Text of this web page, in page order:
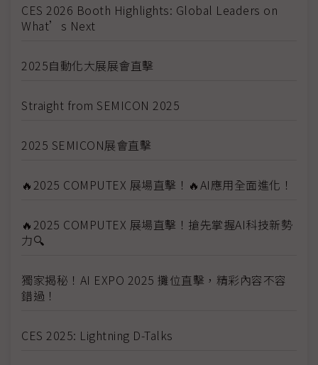
CES 2026 Booth Highlights: Global Leaders on
What’s Next
2025自動化大展展會直擊
Straight from SEMICON 2025
2025 SEMICON展會直擊
🔥2025 COMPUTEX 展場直擊！🔥AI應用全面進化！
🔥2025 COMPUTEX 展場直擊！搶先掌握AI科技新勢
力🔍
獨家揭秘！AI EXPO 2025 攤位直擊，精彩內容不容
錯過！
CES 2025: Lightning D-Talks